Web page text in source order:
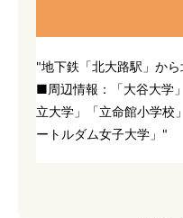
"地下鉄「北大路駅」から
■周辺情報：「大谷大学
立大学」「立命館小学校
ートルダム女子大学」"